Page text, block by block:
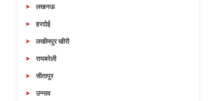
लखनऊ
हरदोई
लखीमपुर खीरी
रायबरेली
सीतापुर
उन्नाव